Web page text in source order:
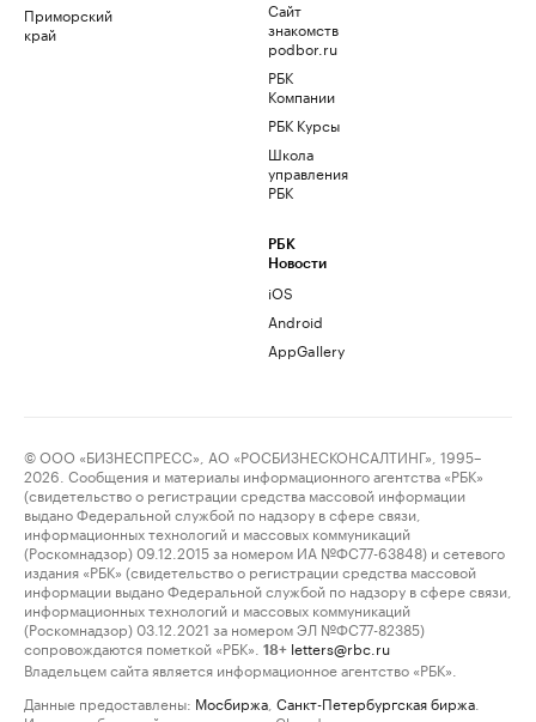
Приморский
край
Сайт
знакомств
podbor.ru
РБК
Компании
РБК Курсы
Школа
управления
РБК
РБК
Новости
iOS
Android
AppGallery
© ООО «БИЗНЕСПРЕСС», АО «РОСБИЗНЕСКОНСАЛТИНГ», 1995–
2026. Сообщения и материалы информационного агентства «РБК»
(свидетельство о регистрации средства массовой информации
выдано Федеральной службой по надзору в сфере связи,
информационных технологий и массовых коммуникаций
(Роскомнадзор) 09.12.2015 за номером ИА №ФС77-63848) и сетевого
издания «РБК» (свидетельство о регистрации средства массовой
информации выдано Федеральной службой по надзору в сфере связи,
информационных технологий и массовых коммуникаций
(Роскомнадзор) 03.12.2021 за номером ЭЛ №ФС77-82385)
сопровождаются пометкой «РБК».
18+ letters@rbc.ru
Владельцем сайта является информационное агентство «РБК».
Данные предоставлены: Мосбиржа Санкт-Петербургская биржа